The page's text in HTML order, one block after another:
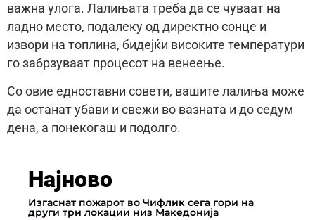
важна улога. Лалињата треба да се чуваат на
ладно место, подалеку од директно сонце и
извори на топлина, бидејќи високите температури
го забрзуваат процесот на венеење.
Со овие едноставни совети, вашите лалиња може
да останат убави и свежи во вазната и до седум
дена, а понекогаш и подолго.
Најново
Изгаснат пожарот во Чифлик сега гори на
други три локации низ Македонија